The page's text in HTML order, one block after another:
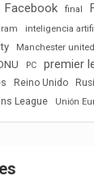
Facebook final
inteligencia
Manchester united
PC premier
Reino Unido
League Unión